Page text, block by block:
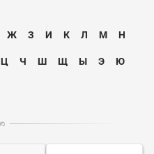
Ж З И К Л М Н
Ц Ч Ш Щ Ы Э Ю